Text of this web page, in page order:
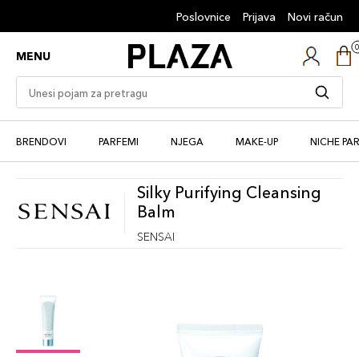
Poslovnice Prijava Novi račun
MENU
BRENDOVI PARFEMI NJEGA MAKE-UP NICHE
Silky Purifying Cleansing
Balm
SENSAI